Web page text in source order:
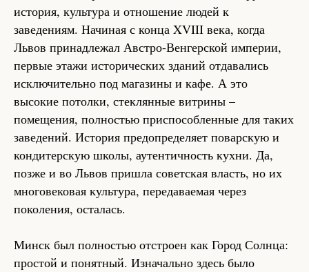
история, культура и отношение людей к
заведениям. Начиная с конца XVIII века, когда
Львов принадлежал Австро-Венгерской империи,
первые этажи исторических зданий отдавались
исключительно под магазины и кафе. А это
высокие потолки, стеклянные витрины –
помещения, полностью приспособленные для таких
заведений. История предопределяет поварскую и
кондитерскую школы, аутентичность кухни. Да,
позже и во Львов пришла советская власть, но их
многовековая культура, передаваемая через
поколения, осталась.
Минск был полностью отстроен как Город Солнца:
простой и понятный. Изначально здесь было